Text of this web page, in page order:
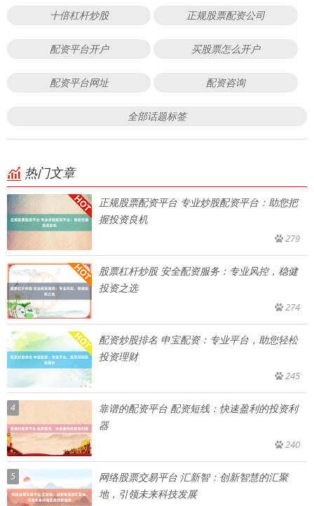
十倍杠杆炒股 正规股票配资公司
配资平台开户 买股票怎么开户
配资平台网址 配资咨询
全部话题标签
热门文章
正规股票配资平台 专业炒股配资平台：助您把
握投资良机
279
股票杠杆炒股 安全配资服务：专业风控，稳健
投资之选
274
配资炒股排名 申宝配资：专业平台，助您轻松
投资理财
245
4
靠谱的配资平台 配资短线：快速盈利的投资利
器
240
5
网络股票交易平台 汇新智：创新智慧的汇聚
地，引领未来科技发展